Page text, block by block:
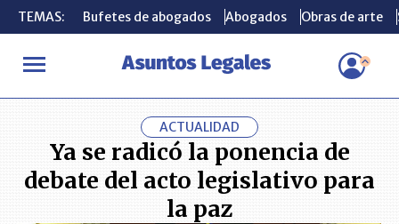
TEMAS: Bufetes de abogados Abogados Obras de arte
INICIO ACTUALIDAD Ya se radicó la ponencia de debate del
TEMAS: Bufetes de abogados Abogados Obras de arte
ACTUALIDAD
Ya se radicó la ponencia de
debate del acto legislativo para
la paz